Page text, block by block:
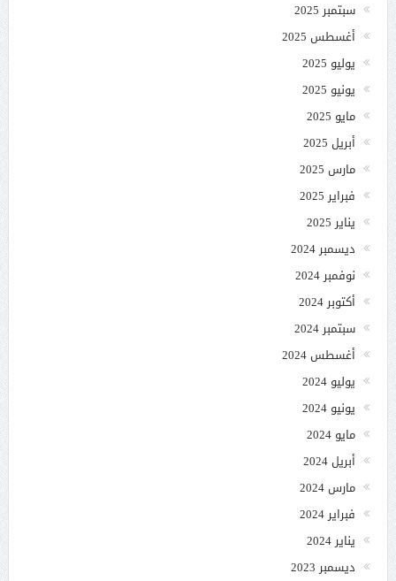
سبتمبر 2025
أغسطس 2025
يوليو 2025
يونيو 2025
مايو 2025
أبريل 2025
مارس 2025
فبراير 2025
يناير 2025
ديسمبر 2024
نوفمبر 2024
أكتوبر 2024
سبتمبر 2024
أغسطس 2024
يوليو 2024
يونيو 2024
مايو 2024
أبريل 2024
مارس 2024
فبراير 2024
يناير 2024
ديسمبر 2023